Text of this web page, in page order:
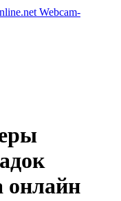
Webcam-
онлайн